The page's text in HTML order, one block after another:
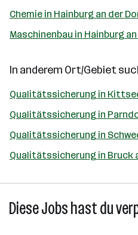
Chemie in Hainburg an der
Maschinenbau in Hainburg
In anderem Ort/Gebiet
Qualitätssicherung in
Qualitätssicherung in
Qualitätssicherung in
Qualitätssicherung in Bruck
Diese Jobs hast du